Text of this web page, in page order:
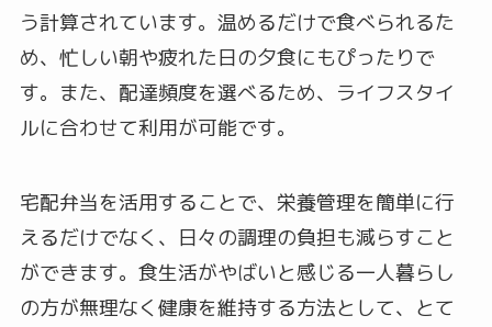
う計算されています。温めるだけで食べられるた
め、忙しい朝や疲れた日の夕食にもぴったりで
す。また、配達頻度を選べるため、ライフスタイ
ルに合わせて利用が可能です。
宅配弁当を活用することで、栄養管理を簡単に行
えるだけでなく、日々の調理の負担も減らすこと
ができます。食生活がやばいと感じる一人暮らし
の方が無理なく健康を維持する方法として、とて